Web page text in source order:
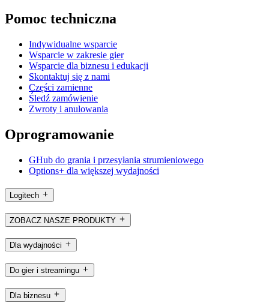
Pomoc techniczna
Indywidualne wsparcie
Wsparcie w zakresie gier
Wsparcie dla biznesu i edukacji
Skontaktuj się z nami
Części zamienne
Śledź zamówienie
Zwroty i anulowania
Oprogramowanie
GHub do grania i przesyłania strumieniowego
Options+ dla większej wydajności
Logitech
ZOBACZ NASZE PRODUKTY
Dla wydajności
Do gier i streamingu
Dla biznesu